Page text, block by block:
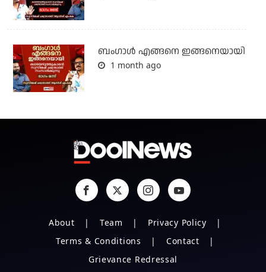
ബം​ഗാൾ എങ്ങനെ ഇങ്ങനെയായി
1 month ago
About Team
Privacy Policy
Terms & Conditions
Contact
Grievance Redressal